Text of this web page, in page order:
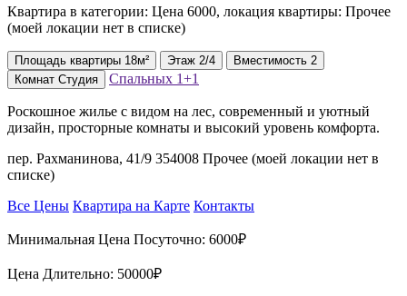
Квартира в категории: Цена 6000, локация квартиры: Прочее
(моей локации нет в списке)
Площадь квартиры 18м² Этаж 2/4 Вместимость 2
Комнат Студия Спальных 1+1
Роскошное жилье с видом на лес, современный и уютный
дизайн, просторные комнаты и высокий уровень комфорта.
пер. Рахманинова, 41/9 354008 Прочее (моей локации нет в
списке)
Все Цены Квартира на Карте Контакты
Минимальная Цена Посуточно: 6000₽
Цена Длительно: 50000₽